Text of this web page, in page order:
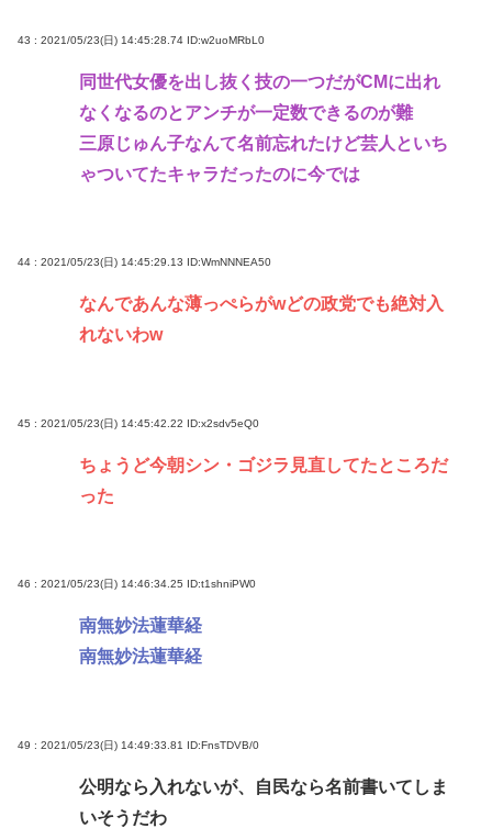
43 : 2021/05/23(日) 14:45:28.74 ID:w2uoMRbL0
同世代女優を出し抜く技の一つだがCMに出れ
なくなるのとアンチが一定数できるのが難
三原じゅん子なんて名前忘れたけど芸人といち
ゃついてたキャラだったのに今では
44 : 2021/05/23(日) 14:45:29.13 ID:WmNNNEA50
なんであんな薄っぺらがwどの政党でも絶対入
れないわw
45 : 2021/05/23(日) 14:45:42.22 ID:x2sdv5eQ0
ちょうど今朝シン・ゴジラ見直してたところだ
った
46 : 2021/05/23(日) 14:46:34.25 ID:t1shniPW0
南無妙法蓮華経
南無妙法蓮華経
49 : 2021/05/23(日) 14:49:33.81 ID:FnsTDVB/0
公明なら入れないが、自民なら名前書いてしま
いそうだわ